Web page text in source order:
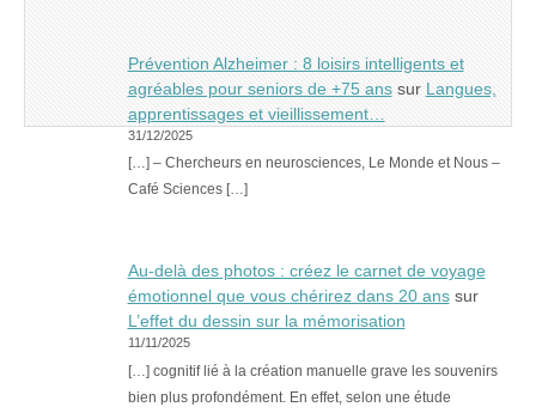
Prévention Alzheimer : 8 loisirs intelligents et
agréables pour seniors de +75 anssur Langues,
apprentissages et vieillissement…
31/12/2025
[…] – Chercheurs en neurosciences, Le Monde et Nous –
Café Sciences […]
Au-delà des photos : créez le carnet de voyage
émotionnel que vous chérirez dans 20 anssur
L’effet du dessin sur la mémorisation
11/11/2025
[…] cognitif lié à la création manuelle grave les souvenirs
bien plus profondément. En effet, selon une étude